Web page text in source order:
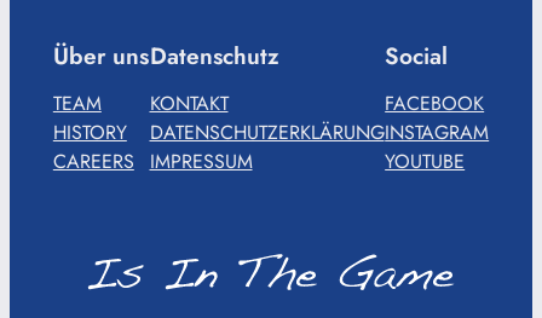
Über uns
TEAM
HISTORY
CAREERS
Datenschutz
KONTAKT
DATENSCHUTZERKLÄRUNG
IMPRESSUM
Social
FACEBOOK
INSTAGRAM
YOUTUBE